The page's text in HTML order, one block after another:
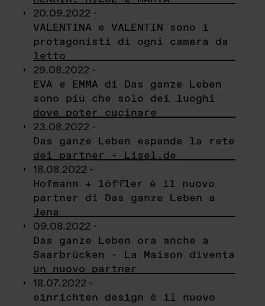
20.09.2022 -
VALENTINA e VALENTIN sono i
protagonisti di ogni camera da
letto
29.08.2022 -
EVA e EMMA di Das ganze Leben
sono più che solo dei luoghi
dove poter cucinare
23.08.2022 -
Das ganze Leben espande la rete
dei partner - Lisel.de
18.08.2022 -
Hofmann + löffler è il nuovo
partner di Das ganze Leben a
Jena
09.08.2022 -
Das ganze Leben ora anche a
Saarbrücken - La Maison diventa
un nuovo partner
18.07.2022 -
einrichten design è il nuovo